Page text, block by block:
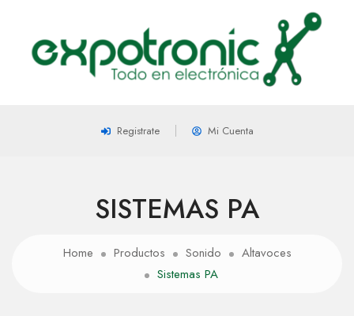
Registrate Mi Cuenta
SISTEMAS PA
Home Productos Sonido
Altavoces
Sistemas PA